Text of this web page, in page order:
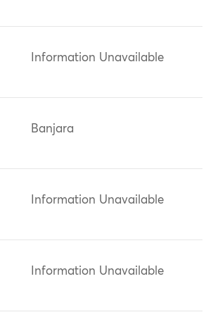
Information Unavailable
Banjara
Information Unavailable
Information Unavailable